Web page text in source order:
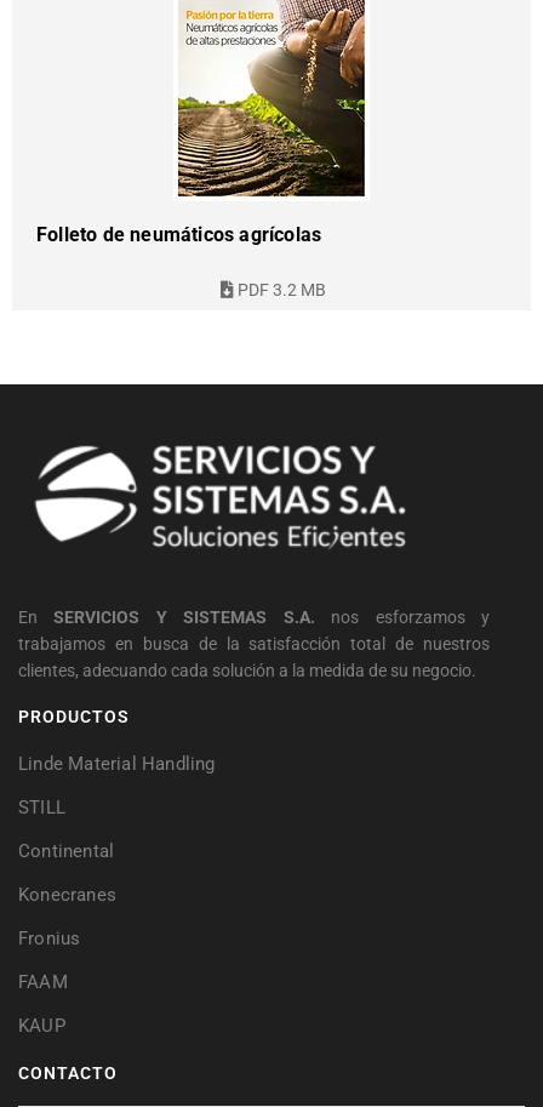
Folleto de neumáticos agrícolas
PDF 3.2 MB
EnSERVICIOS Y SISTEMAS S.A. nos esforzamos y
trabajamos en busca de la satisfacción total de nuestros
clientes, adecuando cada solución a la medida de su negocio.
PRODUCTOS
Linde Material Handling
STILL
Continental
Konecranes
Fronius
FAAM
KAUP
CONTACTO